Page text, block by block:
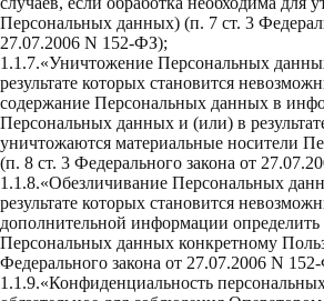
Персональных данных) (п. 7 ст. 3
27.07.2006 N 152-ФЗ);
1.1.7.«Уничтожение Персональных
результате которых становится
содержание Персональных данных в
Персональных данных и (или) в
уничтожаются материальные носители
(п. 8 ст. 3 Федерального закона от
1.1.8.«Обезличивание Персональных
результате которых становится
дополнительной информации
Персональных данных конкретному
Федерального закона от 27.07.2006 N
1.1.9.«Конфиденциальность